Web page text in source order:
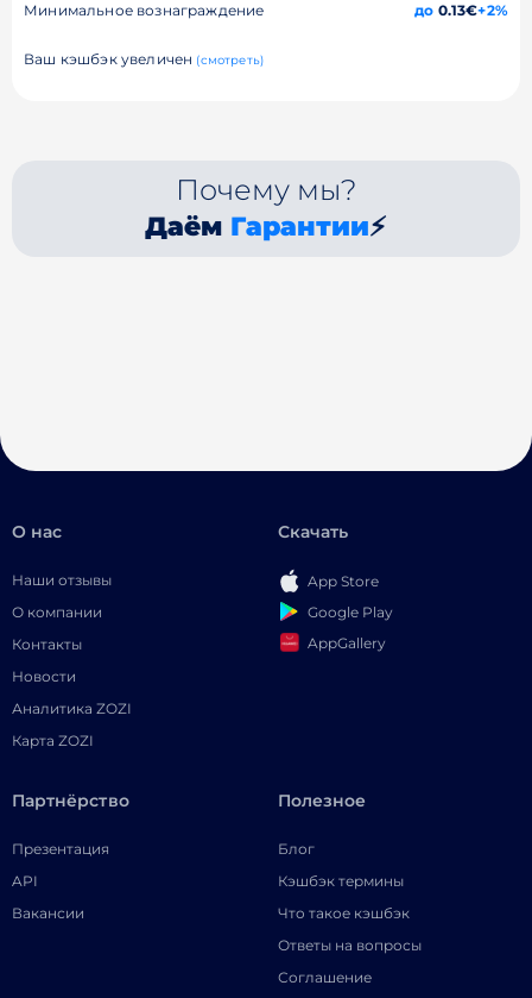
Минимальное вознаграждение до 0.13€+2%
Ваш кэшбэк увеличен (смотреть)
Почему мы?
Даём Гарантии⚡
О нас
Наши отзывы
О компании
Контакты
Новости
Аналитика ZOZI
Карта ZOZI
Скачать
App Store
Google Play
AppGallery
Партнёрство
Презентация
API
Вакансии
Полезное
Блог
Кэшбэк термины
Что такое кэшбэк
Ответы на вопросы
Соглашение